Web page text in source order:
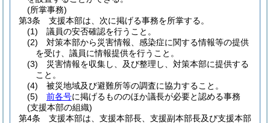
(所掌事務)
第3条
支援本部は、次に掲げる事務を所掌する。
(1)
議員の安否確認を行うこと。
(2)
対策本部から災害情報、感染症に関する情報等の提供
を受け、議員に情報提供を行うこと。
(3)
災害情報を収集し、及び整理し、対策本部に提供する
こと。
(4)
被災地域及び避難所等の調査に協力すること。
(5)
前各号に掲げるもののほか議長が必要と認める事務
(支援本部の組織)
第4条
支援本部は、支援本部長、支援副本部長及び支援本部